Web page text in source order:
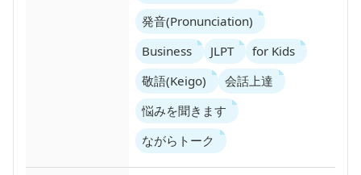
発音(Pronunciation)
Business
JLPT
for Kids
敬語(Keigo)
会話上達
悩みを聞きます
ながらトーク